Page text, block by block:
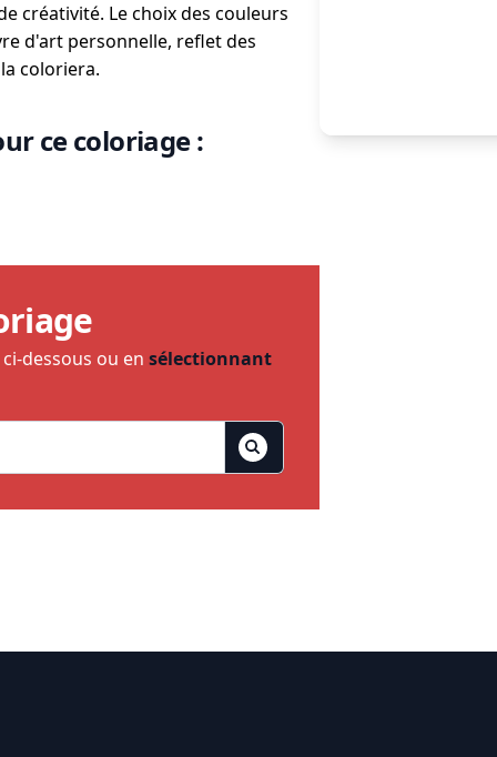
créativité. Le choix des couleurs
d'art personnelle, reflet des
coloriera.
ce coloriage :
dessous ou en sélectionnant